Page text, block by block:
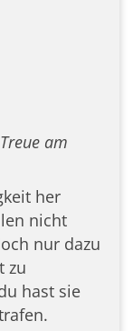
am
her
nicht
nur dazu
zu
hast sie